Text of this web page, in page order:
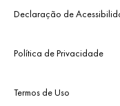
Declaração de
Política de Privacidade
Termos de Uso